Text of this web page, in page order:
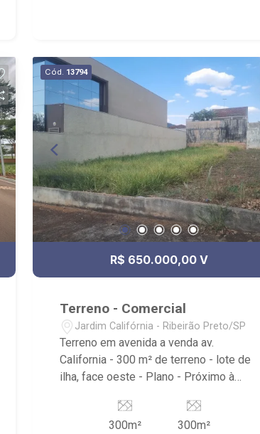
clientes, afim de entender seus
objetivos e vontades. Atualmente,
contabilizamos mais de 2.500
cadastros de imóveis para venda,
permuta e locação, comercializando
imóveis de terceiros e lançamentos.
Estamos localizados em sede própria -
em uma das melhores avenidas da
cidade - Av. Professor João Fiúsa,
1147 - Alto da Boa Vista, Ribeirão Preto
- SP.
Cód. 13794
R$ 650.000,00 V
Terreno - Comercial
Jardim Califórnia - Ribeirão Preto/SP
Terreno em avenida a venda av.
California - 300 m² de terreno - lote de
ilha, face oeste - Plano - Próximo à
Independência Center, FAAP e Liceu
Albert Sabin. - entre Avenida
300m² 300m²